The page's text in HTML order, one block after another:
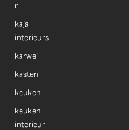
r
kaja
interieurs
karwei
kasten
keuken
keuken
interieur